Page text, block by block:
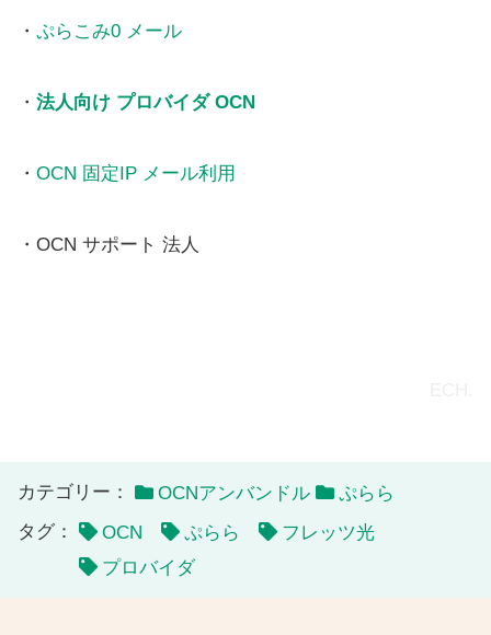
・ ぷらこみ0 メール
・ 法人向け プロバイダ OCN
・ OCN 固定IP メール利用
・OCN サポート 法人
カテゴリー： OCNアンバンドル
ぷらら
タグ：
OCN ぷらら
フレッツ光
プロバイダ